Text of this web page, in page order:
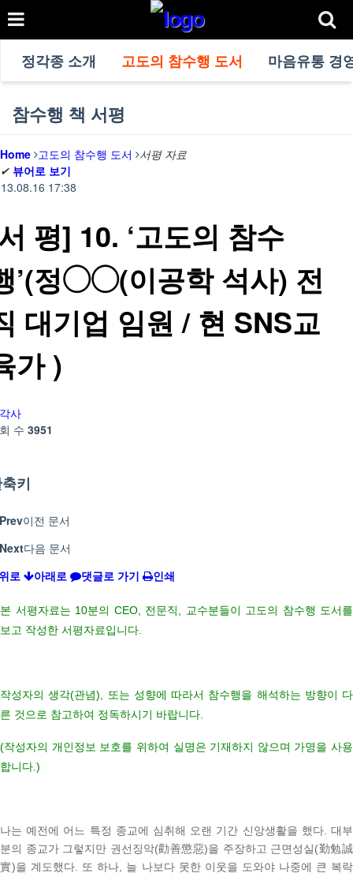
정각종 소개 고도의 참수행 도서 마음유통 경
참수행 책 서평
Home 고도의 참수행 도서 서평 자료
✔ 뷰어로 보기
17:38
평] 10. ‘고도의 참수
’(정◯◯(이공학 석사) 전
대기업 임원 / 현 SNS교
가 )
사
수 3951
키
Prev이전 문서
Next다음 문서
로
아래로 댓글로 가기 인쇄
본 서평자료는 10분의 CEO, 전문직
교수분들이 고도의 참수행 도서를
보고 작성한 서평자료입니다
작성자의 생각(관념),
또는 성향에 따라서 참수행을 해석하는 방향이 다
른 것으로 참고하여 정독하시기 바랍니다
(작성자의 개인정보 보호를 위하여 실명은 기재하지 않으며 가명을 사용
합니다 .)
나는 예전에 어느 특정 종교에 심취해 오랜 기간 신앙생활을 했다.대부
분의 종교가 그렇지만 권선징악(勸善懲惡)을 주장하고 근면성실(勤勉誠
實)을 계도했다 또 하나
늘 나보다 못한 이웃을 도와야 나중에 큰 복락